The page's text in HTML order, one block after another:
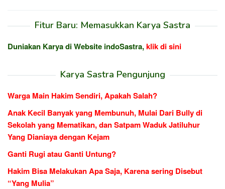
Fitur Baru: Memasukkan Karya Sastra
Duniakan Karya di Website indoSastra,klik di sini
Karya Sastra Pengunjung
Warga Main Hakim Sendiri, Apakah Salah?
Anak Kecil Banyak yang Membunuh, Mulai Dari Bully di
Sekolah yang Mematikan, dan Satpam Waduk Jatiluhur
Yang Dianiaya dengan Kejam
Ganti Rugi atau Ganti Untung?
Hakim Bisa Melakukan Apa Saja, Karena sering Disebut
“Yang Mulia”